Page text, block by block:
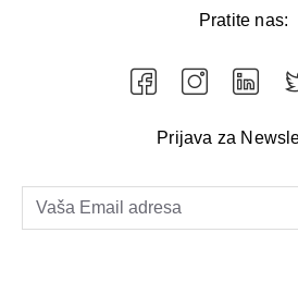
Pratite nas:
Prijava za